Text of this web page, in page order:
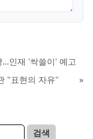
인재 '싹쓸이' 예고
"표현의 자유"
»
검색